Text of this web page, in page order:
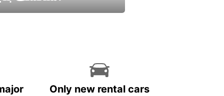
Only new rental cars